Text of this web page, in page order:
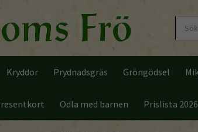
Kryddor Prydnadsgräs Gröngödsel
Odla med barnen Prislista 2026